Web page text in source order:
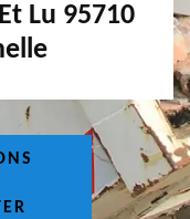
Lu 95710